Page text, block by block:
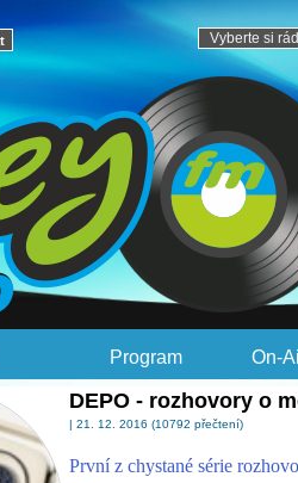
Program On-
DEPO - rozhovory o
| 21. 12. 2016 (10792 přečtení)
První z chystané série